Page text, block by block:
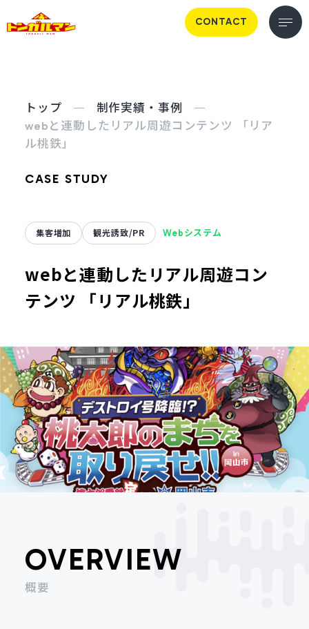
CONTACT
トップ
制作実績・事例
webと連動したリアル周遊コンテンツ 「リア
ル桃鉄」
CASE STUDY
集客増加 観光誘致/PR Webシステム
webと連動したリアル周遊コン
テンツ 「リアル桃鉄」
OVERVIEW
概要